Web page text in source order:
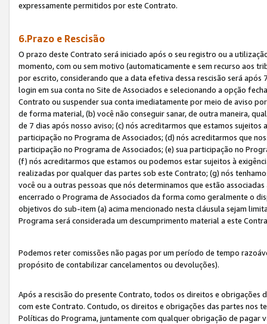
expressamente permitidos por este Contrato.
6.Prazo e Rescisão
O prazo deste Contrato será iniciado após o seu registro ou a
momento, com ou sem motivo (automaticamente e sem recurso aos
por escrito, considerando que a data efetiva dessa rescisão será
login em sua conta no Site de Associados e selecionando a opção
Contrato ou suspender sua conta imediatamente por meio de aviso
de forma material, (b) você não conseguir sanar, de outra maneira,
de 7 dias após nosso aviso; (c) nós acreditarmos que estamos
participação no Programa de Associados; (d) nós acreditarmos que
participação no Programa de Associados; (e) sua participação no
(f) nós acreditarmos que estamos ou podemos estar sujeitos à
realizadas por qualquer das partes sob este Contrato; (g) nós
você ou a outras pessoas que nós determinamos que estão
encerrado o Programa de Associados da forma como geralmente o
objetivos do sub-item (a) acima mencionado nesta cláusula sejam
Programa será considerada um descumprimento material a este
Podemos reter comissões não pagas por um período de tempo
propósito de contabilizar cancelamentos ou devoluções).
Após a rescisão do presente Contrato, todos os direitos e obrigações
com este Contrato. Contudo, os direitos e obrigações das partes nos
Políticas do Programa, juntamente com qualquer obrigação de